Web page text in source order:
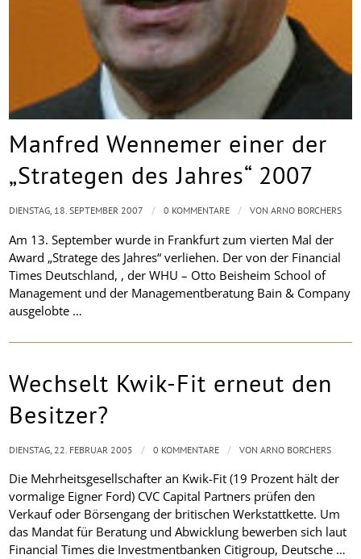
Manfred Wennemer einer der
„Strategen des Jahres“ 2007
Am 13. September wurde in Frankfurt zum vierten Mal der
Award „Stratege des Jahres“ verliehen. Der von der Financial
Times Deutschland, , der WHU – Otto Beisheim School of
Management und der Managementberatung Bain & Company
ausgelobte …
DIENSTAG, 18. SEPTEMBER 2007 / 0 KOMMENTARE / VONARNO BORCHERS
Wechselt Kwik-Fit erneut den
Besitzer?
Die Mehrheitsgesellschafter an Kwik-Fit (19 Prozent hält der
vormalige Eigner Ford) CVC Capital Partners prüfen den
Verkauf oder Börsengang der britischen Werkstattkette. Um
das Mandat für Beratung und Abwicklung bewerben sich laut
Financial Times die Investmentbanken Citigroup, Deutsche …
DIENSTAG, 22. FEBRUAR 2005 / 0 KOMMENTARE / VONARNO BORCHERS